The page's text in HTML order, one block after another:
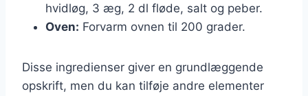
hvidløg, 3 æg, 2 dl fløde, salt og peber.
Oven: Forvarm ovnen til 200 grader.
Disse ingredienser giver en grundlæggende
opskrift, men du kan tilføje andre elementer